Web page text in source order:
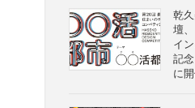
乾
壇
イ
記
に